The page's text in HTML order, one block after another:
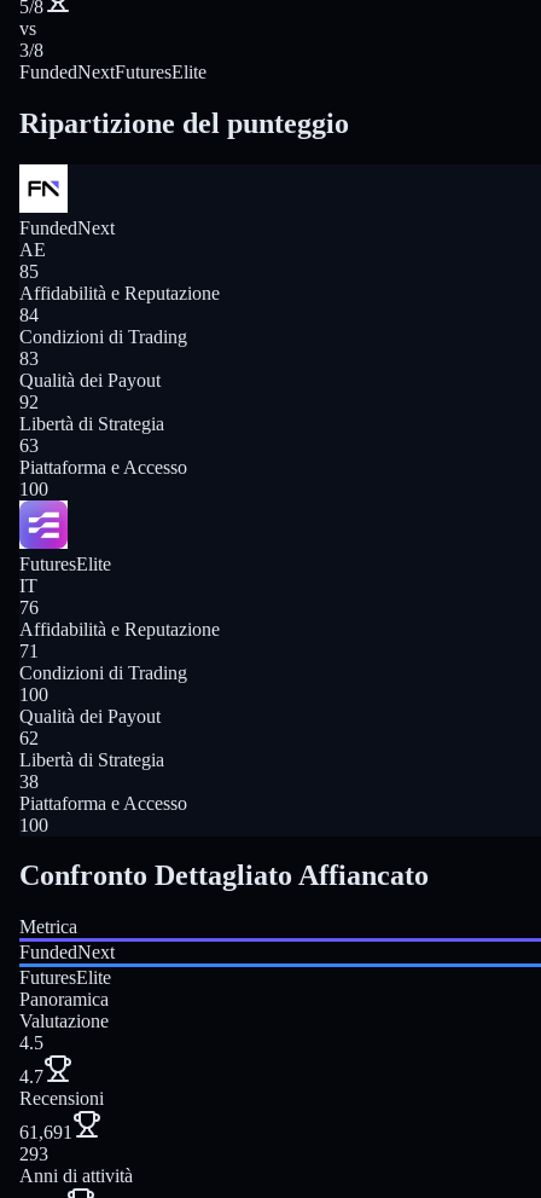
5/8
vs
3/8
FundedNextFuturesElite
Ripartizione del punteggio
FundedNext
AE
85
Affidabilità e Reputazione
84
Condizioni di Trading
83
Qualità dei Payout
92
Libertà di Strategia
63
Piattaforma e Accesso
100
FuturesElite
IT
76
Affidabilità e Reputazione
71
Condizioni di Trading
100
Qualità dei Payout
62
Libertà di Strategia
38
Piattaforma e Accesso
100
Confronto Dettagliato Affiancato
Metrica
FundedNext
FuturesElite
Panoramica
Valutazione
4.5
4.7
Recensioni
61,691
293
Anni di attività